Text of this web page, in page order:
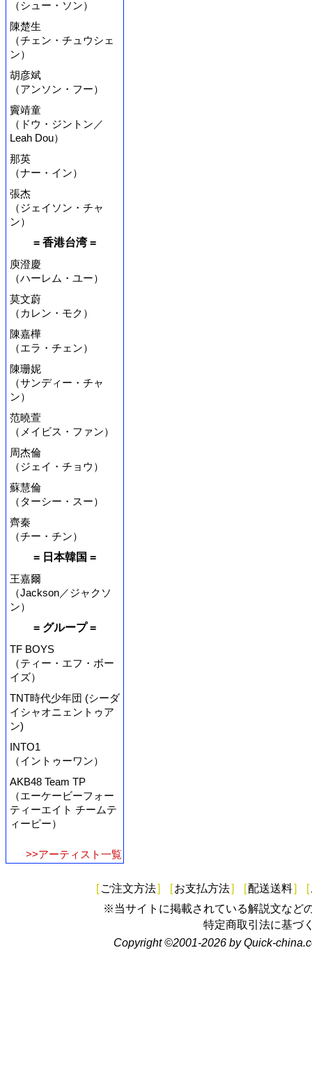
（シュー・ソン）
陳楚生
（チェン・チュウシェ
ン）
胡彦斌
（アンソン・フー）
竇靖童
（ドウ・ジントン／
Leah Dou）
那英
（ナー・イン）
張杰
（ジェイソン・チャ
ン）
= 香港台湾 =
庾澄慶
（ハーレム・ユー）
莫文蔚
（カレン・モク）
陳嘉樺
（エラ・チェン）
陳珊妮
（サンディー・チャ
ン）
范曉萱
（メイビス・ファン）
周杰倫
（ジェイ・チョウ）
蘇慧倫
（ターシー・スー）
齊秦
（チー・チン）
= 日本韓国 =
王嘉爾
（Jackson／ジャクソ
ン）
= グループ =
TF BOYS
（ティー・エフ・ボー
イズ）
TNT時代少年団 (シーダ
イシャオニェントゥア
ン)
INTO1
（イントゥーワン）
AKB48 Team TP
（エーケービーフォー
ティーエイト チームテ
ィーピー）
>>アーティスト一覧
[ ご注文方法] [お支払方法] [配送送料] [
※当サイトに掲載されている解説文など
特定商取引法に基づ
Copyright ©2001-2026 by Quick-